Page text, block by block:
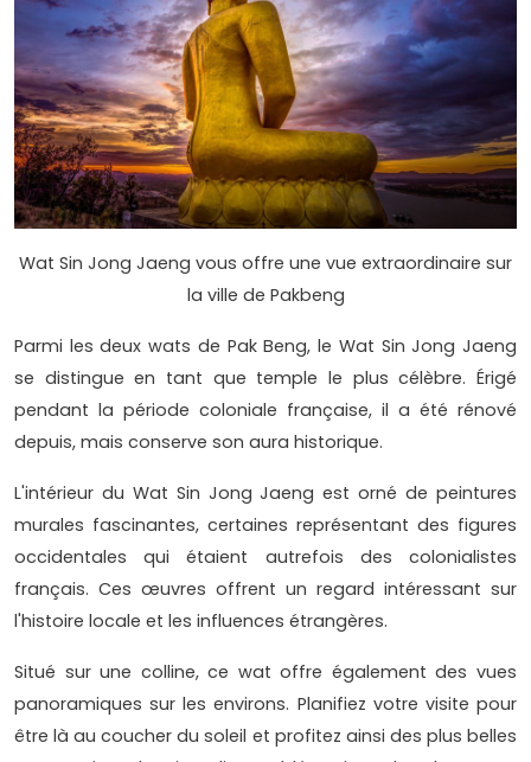
Wat Sin Jong Jaeng vous offre une vue extraordinaire sur
la ville de Pakbeng
Parmi les deux wats de Pak Beng, le Wat Sin Jong Jaeng
se distingue en tant que temple le plus célèbre. Érigé
pendant la période coloniale française, il a été rénové
depuis, mais conserve son aura historique.
L'intérieur du Wat Sin Jong Jaeng est orné de peintures
murales fascinantes, certaines représentant des figures
occidentales qui étaient autrefois des colonialistes
français. Ces œuvres offrent un regard intéressant sur
l'histoire locale et les influences étrangères.
Situé sur une colline, ce wat offre également des vues
panoramiques sur les environs. Planifiez votre visite pour
être là au coucher du soleil et profitez ainsi des plus belles